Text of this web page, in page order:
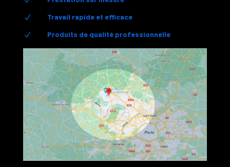
N Travail rapide et efficace
N Produits de qualité professionnelle